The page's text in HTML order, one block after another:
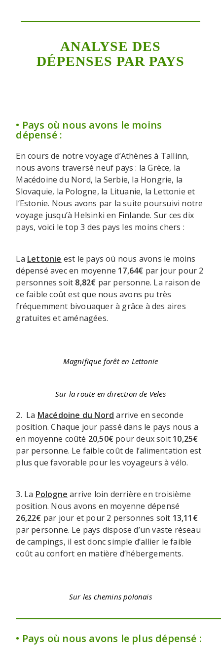
ANALYSE DES
DÉPENSES PAR PAYS
• Pays où nous avons le moins
dépensé :
En cours de notre voyage d’Athènes à Tallinn,
nous avons traversé neuf pays : la Grèce, la
Macédoine du Nord, la Serbie, la Hongrie, la
Slovaquie, la Pologne, la Lituanie, la Lettonie et
l’Estonie. Nous avons par la suite poursuivi notre
voyage jusqu’à Helsinki en Finlande. Sur ces dix
pays, voici le top 3 des pays les moins chers :
La Lettonie est le pays où nous avons le moins
dépensé avec en moyenne 17,64€ par jour pour 2
personnes soit 8,82€ par personne. La raison de
ce faible coût est que nous avons pu très
fréquemment bivouaquer à grâce à des aires
gratuites et aménagées.
Magnifique forêt en Lettonie
Sur la route en direction de Veles
2. La Macédoine du Nord arrive en seconde
position. Chaque jour passé dans le pays nous a
en moyenne coûté 20,50€ pour deux soit 10,25€
par personne. Le faible coût de l’alimentation est
plus que favorable pour les voyageurs à vélo.
3. La Pologne arrive loin derrière en troisième
position. Nous avons en moyenne dépensé
26,22€ par jour et pour 2 personnes soit 13,11€
par personne. Le pays dispose d’un vaste réseau
de campings, il est donc simple d’allier le faible
coût au confort en matière d’hébergements.
Sur les chemins polonais
• Pays où nous avons le plus dépensé :